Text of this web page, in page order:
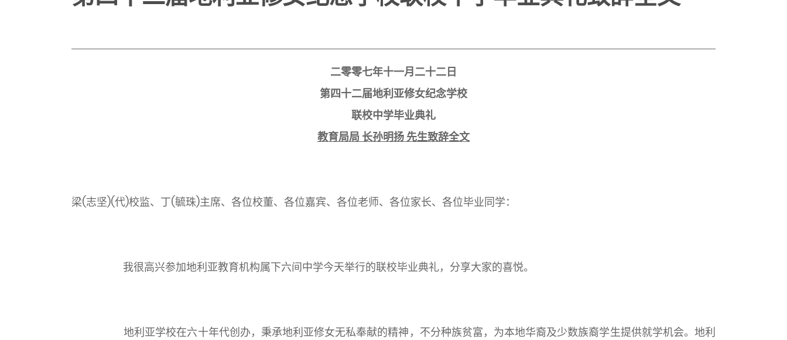
二零零七年十一月二十二日
第四十二届地利亚修女纪念学校
联校中学毕业典礼
教育局局 长孙明扬 先生致辞全文
梁(志坚)(代)校监、丁(毓珠)主席、各位校董、各位嘉宾、各位老师、各位家长、各位毕业同学：
我很高兴参加地利亚教育机构属下六间中学今天举行的联校毕业典礼，分享大家的喜悦。
地利亚学校在六十年代创办，秉承地利亚修女无私奉献的精神，不分种族贫富，为本地华裔及少数族裔学生提供就学机会。地利